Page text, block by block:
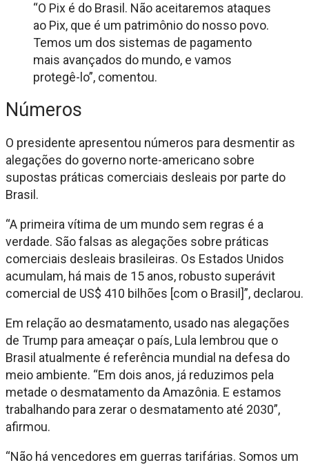
“O Pix é do Brasil. Não aceitaremos ataques
ao Pix, que é um patrimônio do nosso povo.
Temos um dos sistemas de pagamento
mais avançados do mundo, e vamos
protegê-lo”, comentou.
Números
O presidente apresentou números para desmentir as
alegações do governo norte-americano sobre
supostas práticas comerciais desleais por parte do
Brasil.
“A primeira vítima de um mundo sem regras é a
verdade. São falsas as alegações sobre práticas
comerciais desleais brasileiras. Os Estados Unidos
acumulam, há mais de 15 anos, robusto superávit
comercial de US$ 410 bilhões [com o Brasil]”, declarou.
Em relação ao desmatamento, usado nas alegações
de Trump para ameaçar o país, Lula lembrou que o
Brasil atualmente é referência mundial na defesa do
meio ambiente. “Em dois anos, já reduzimos pela
metade o desmatamento da Amazônia. E estamos
trabalhando para zerar o desmatamento até 2030”,
afirmou.
“Não há vencedores em guerras tarifárias. Somos um